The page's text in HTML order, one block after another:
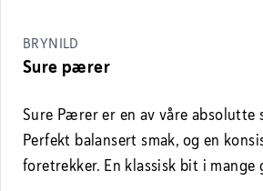
BRYNILD
Sure pærer
Sure Pærer er en av våre absolutte
Perfekt balansert smak, og en
foretrekker. En klassisk bit i mange